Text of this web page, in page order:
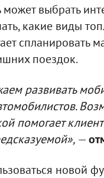
может выбрать
какие виды
спланировать
поездок.
развивать
помогает
—
новой